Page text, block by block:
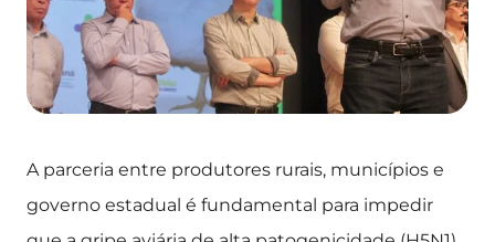
A parceria entre produtores rurais, municípios e
governo estadual é fundamental para impedir